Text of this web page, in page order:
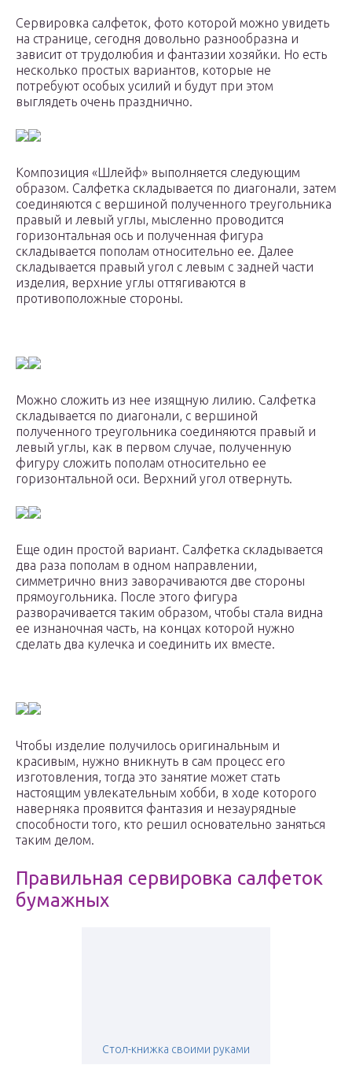
Сервировка салфеток, фото которой можно увидеть
на странице, сегодня довольно разнообразна и
зависит от трудолюбия и фантазии хозяйки. Но есть
несколько простых вариантов, которые не
потребуют особых усилий и будут при этом
выглядеть очень празднично.
Композиция «Шлейф» выполняется следующим
образом. Салфетка складывается по диагонали, затем
соединяются с вершиной полученного треугольника
правый и левый углы, мысленно проводится
горизонтальная ось и полученная фигура
складывается пополам относительно ее. Далее
складывается правый угол с левым с задней части
изделия, верхние углы оттягиваются в
противоположные стороны.
Можно сложить из нее изящную лилию. Салфетка
складывается по диагонали, с вершиной
полученного треугольника соединяются правый и
левый углы, как в первом случае, полученную
фигуру сложить пополам относительно ее
горизонтальной оси. Верхний угол отвернуть.
Еще один простой вариант. Салфетка складывается
два раза пополам в одном направлении,
симметрично вниз заворачиваются две стороны
прямоугольника. После этого фигура
разворачивается таким образом, чтобы стала видна
ее изнаночная часть, на концах которой нужно
сделать два кулечка и соединить их вместе.
Чтобы изделие получилось оригинальным и
красивым, нужно вникнуть в сам процесс его
изготовления, тогда это занятие может стать
настоящим увлекательным хобби, в ходе которого
наверняка проявится фантазия и незаурядные
способности того, кто решил основательно заняться
таким делом.
Правильная сервировка салфеток
бумажных
Стол-книжка своими руками